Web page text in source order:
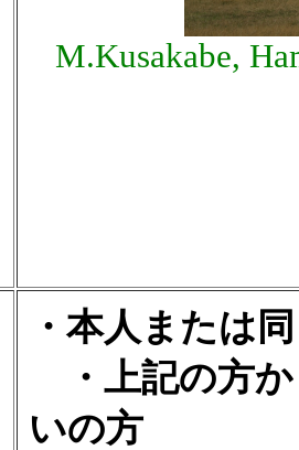
M.Kusakabe,
・本人または
・上記の方か
いの方